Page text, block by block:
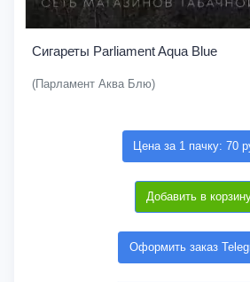
Сигареты Parliament Aqua Blue
(Парламент Аква Блю)
Цена за 1 пачку: 70
Добавить в
Оформить заказ